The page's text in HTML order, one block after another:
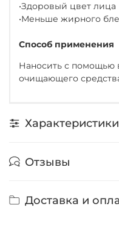
•Здоровый цвет лица
•Меньше жирного
Способ применения
Наносить с помощью
очищающего
Характеристики
Отзывы
Доставка и